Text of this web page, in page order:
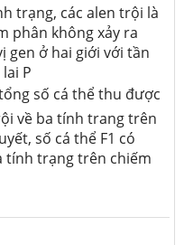
trạng, các alen trội là
phân không xảy ra
gen ở hai giới với tần
P
số cá thể thu được
về ba tính trang trên
số cá thể F1 có
tính trạng trên chiếm